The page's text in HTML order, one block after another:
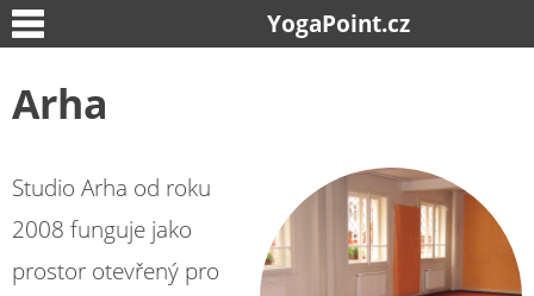
YogaPoint.cz
Arha
Studio Arha od roku
2008 funguje jako
prostor otevřený pro